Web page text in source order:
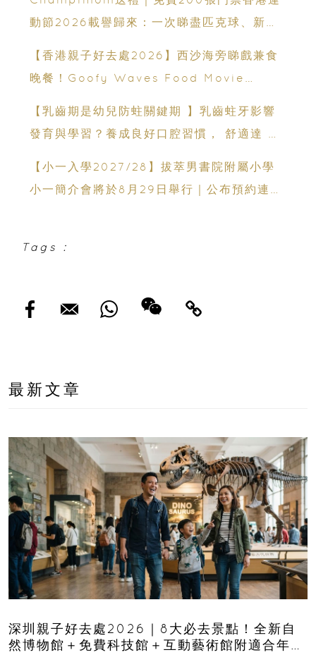
動節2026載譽歸來：一次睇盡匹克球、新興
【香港親子好去處2026】西沙海旁睇戲兼食
晚餐！Goofy Waves Food Movie
【乳齒期是幼兒防蛀關鍵期 】乳齒蛀牙影響
發育與學習？養成良好口腔習慣， 舒適達 強
【小一入學2027/28】拔萃男書院附屬小學
小一簡介會將於8月29日舉行｜公布預約連結
Tags :
最新文章
深圳親子好去處2026｜8大必去景點！全新自
然博物館＋免費科技館＋互動藝術館附適合年